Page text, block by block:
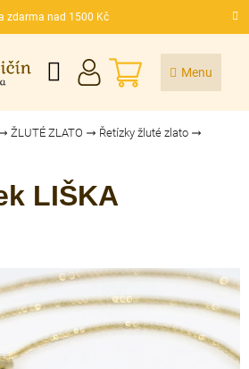
zdarma nad 1500 Kč
NÁKUPNÍ
KOŠÍK
ŽLUTÉ ZLATO
Řetízky žluté zlato
LIŠKA